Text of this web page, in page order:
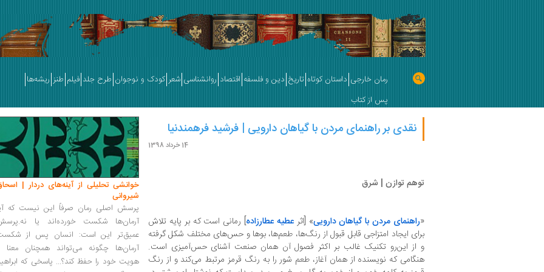
رمان خارجی داستان کوتاه تاریخ دین و فلسفه اقتصاد روانشناسی شعر کودک و نوجوان طرح جلد فیلم طنز ریشه‌ها
پس از کتاب
نقدی بر راهنمای مردن با گیاهان دارویی | فرشید فرهمندنیا
14 خرداد 1398
توهم توازن | شرق
«راهنمای مردن با گیاهان دارویی» [اثرعطیه عطارزاده] رمانی است که بر پایه تلاش
برای ایجاد امتزاجی قابل قبول از رنگ‌ها، طعم‌ها، بوها و حس‌های مختلف شکل گرفته
و از این‌رو تکنیک غالب بر اکثر فصول آن همان صنعت آشنای حس‌آمیزی است.
هنگامی که نویسنده از همان آغاز، طعم شور را به رنگ قرمز مرتبط می‌کند و از رنگ
خوانشی تحلیلی از آینه‌های دردار |
شیروانی
پرسش اصلی رمان صرفاً این نیست که
آرمان‌ها شکست خورده‌اند یا
عمیق‌تر این است: انسان پس از
آرمان‌ها چگونه می‌تواند همچنان معنا
هویت خود را حفظ کند؟... پاسخی که